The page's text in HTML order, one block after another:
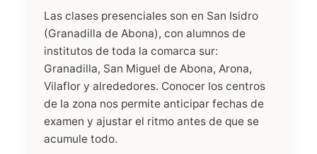
Las clases presenciales son en San Isidro
(Granadilla de Abona), con alumnos de
institutos de toda la comarca sur:
Granadilla, San Miguel de Abona, Arona,
Vilaflor y alrededores. Conocer los centros
de la zona nos permite anticipar fechas de
examen y ajustar el ritmo antes de que se
acumule todo.